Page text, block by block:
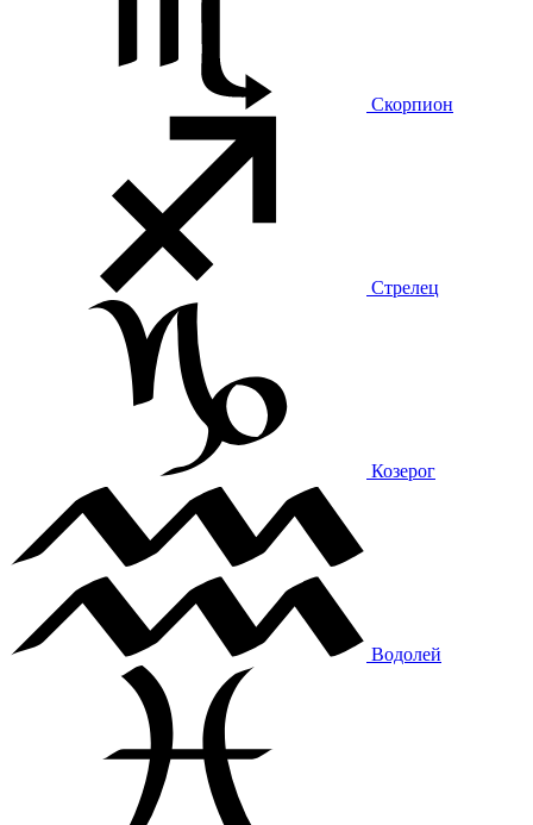
Скорпион
Стрелец
Козерог
Водолей